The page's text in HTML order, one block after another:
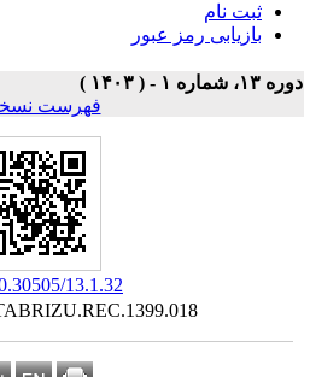
ثبت نام
بازیابی رمز عبور
۱۳، شماره ۱ - ( ۱۴۰۳ )
فهرست نسخه
13.1.32